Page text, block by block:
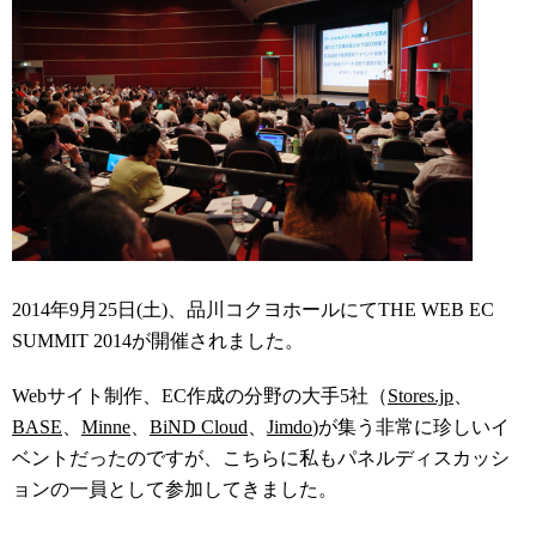
2014年9月25日(土)、品川コクヨホールにてTHE WEB EC
SUMMIT 2014が開催されました。
Webサイト制作、EC作成の分野の大手5社（Stores.jp
BASE
Minne BiND Cloud Jimdo)が集う非常に珍しいイ
ベントだったのですが、こちらに私もパネルディスカッシ
ョンの一員として参加してきました。